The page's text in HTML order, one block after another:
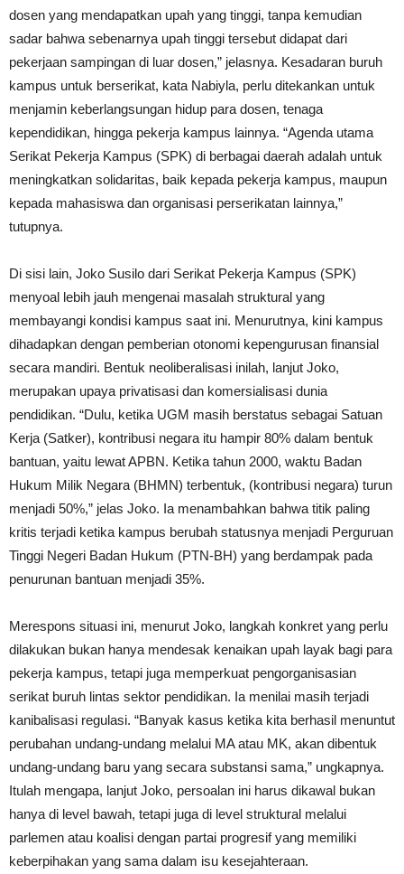
dosen yang mendapatkan upah yang tinggi, tanpa kemudian
sadar bahwa sebenarnya upah tinggi tersebut didapat dari
pekerjaan sampingan di luar dosen,” jelasnya. Kesadaran buruh
kampus untuk berserikat, kata Nabiyla, perlu ditekankan untuk
menjamin keberlangsungan hidup para dosen, tenaga
kependidikan, hingga pekerja kampus lainnya. “Agenda utama
Serikat Pekerja Kampus (SPK) di berbagai daerah adalah untuk
meningkatkan solidaritas, baik kepada pekerja kampus, maupun
kepada mahasiswa dan organisasi perserikatan lainnya,”
tutupnya.
Di sisi lain, Joko Susilo dari Serikat Pekerja Kampus (SPK)
menyoal lebih jauh mengenai masalah struktural yang
membayangi kondisi kampus saat ini. Menurutnya, kini kampus
dihadapkan dengan pemberian otonomi kepengurusan finansial
secara mandiri. Bentuk neoliberalisasi inilah, lanjut Joko,
merupakan upaya privatisasi dan komersialisasi dunia
pendidikan. “Dulu, ketika UGM masih berstatus sebagai Satuan
Kerja (Satker), kontribusi negara itu hampir 80% dalam bentuk
bantuan, yaitu lewat APBN. Ketika tahun 2000, waktu Badan
Hukum Milik Negara (BHMN) terbentuk, (kontribusi negara) turun
menjadi 50%,” jelas Joko. Ia menambahkan bahwa titik paling
kritis terjadi ketika kampus berubah statusnya menjadi Perguruan
Tinggi Negeri Badan Hukum (PTN-BH) yang berdampak pada
penurunan bantuan menjadi 35%.
Merespons situasi ini, menurut Joko, langkah konkret yang perlu
dilakukan bukan hanya mendesak kenaikan upah layak bagi para
pekerja kampus, tetapi juga memperkuat pengorganisasian
serikat buruh lintas sektor pendidikan. Ia menilai masih terjadi
kanibalisasi regulasi. “Banyak kasus ketika kita berhasil menuntut
perubahan undang-undang melalui MA atau MK, akan dibentuk
undang-undang baru yang secara substansi sama,” ungkapnya.
Itulah mengapa, lanjut Joko, persoalan ini harus dikawal bukan
hanya di level bawah, tetapi juga di level struktural melalui
parlemen atau koalisi dengan partai progresif yang memiliki
keberpihakan yang sama dalam isu kesejahteraan.